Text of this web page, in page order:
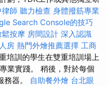
律師 聽力檢查 身體撥筋專業
Search Console的技巧
按摩 房間設計 深入認識
房 熱門外燴推薦選擇 工商
培訓的學生在雙重培訓場上
業實踐。 稍後，對於每個
務器。 自助餐外燴 台北眼